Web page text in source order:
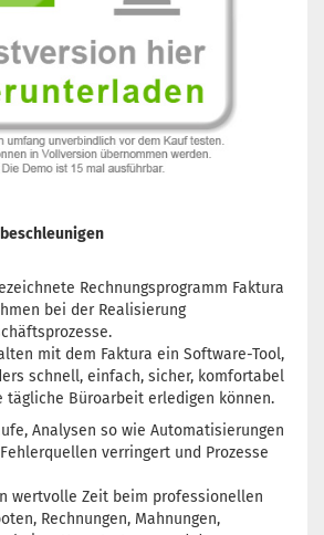
Rechnungsprogramm Faktura
bei der Realisierung
mit dem Faktura ein Software-Tool,
schnell, einfach, sicher, komfortabel
tägliche Büroarbeit erledigen können.
Analysen so wie Automatisierungen
verringert und Prozesse
wertvolle Zeit beim professionellen
Rechnungen, Mahnungen,